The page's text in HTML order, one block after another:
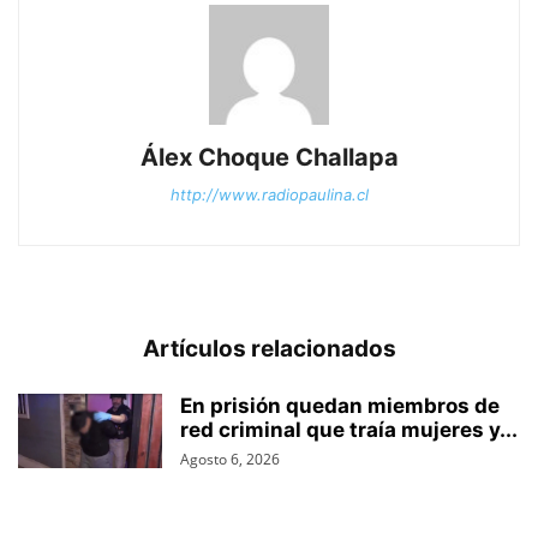
Álex Choque Challapa
http://www.radiopaulina.cl
Artículos relacionados
En prisión quedan miembros de
red criminal que traía mujeres y...
Agosto 6, 2026